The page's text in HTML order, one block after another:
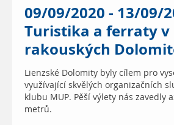
09/09/2020 - 13/09/
Turistika a ferraty v
rakouských
Lienzské Dolomity byly cílem pro
využívající skvělých organizačních
klubu MUP. Pěší výlety nás zavedly
metrů.